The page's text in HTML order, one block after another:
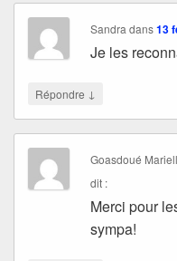
Sandra dans13
Je les
Répondre ↓
Goasdoué
dit :
Merci pour
sympa!